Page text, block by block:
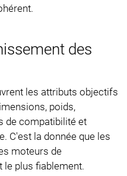
des
les attributs objectifs
poids,
de compatibilité et
C'est la donnée que les
moteurs de
le plus fiablement.